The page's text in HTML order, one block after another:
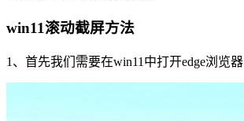
win11滚动截屏方法
1、首先我们需要在win11中打开edge浏览器